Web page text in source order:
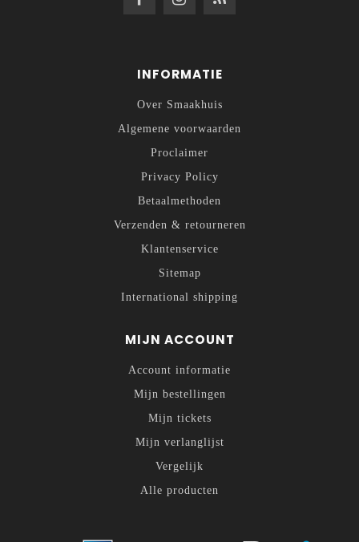
INFORMATIE
Over Smaakhuis
Algemene voorwaarden
Proclaimer
Privacy Policy
Betaalmethoden
Verzenden & retourneren
Klantenservice
Sitemap
International shipping
MIJN ACCOUNT
Account informatie
Mijn bestellingen
Mijn tickets
Mijn verlanglijst
Vergelijk
Alle producten